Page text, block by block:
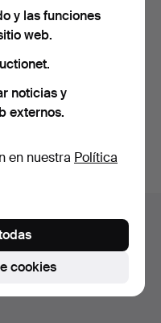
archivo de
cliente
y las funciones
web.
noticias y
externos.
en nuestra Política
cookies